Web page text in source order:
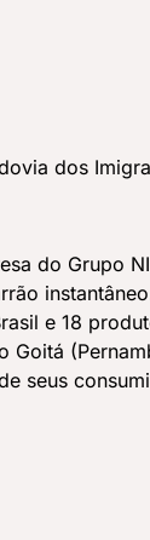
dos
do Grupo
e 18
Goitá
seus